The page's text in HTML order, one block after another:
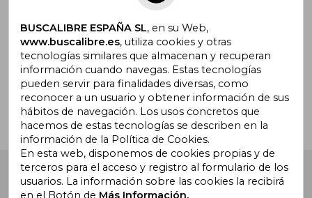
¿Necesitas ayuda?
Ir a Centro de Soporte
Buscalibre España . Calle Energía, 65, Nave 3 (08940),
Cornellà de Llobregat, Barcelona. Derechos Reservados.
BUSCALIBRE ESPAÑA SL, en su Web,
www.buscalibre.es, utiliza cookies y otras
tecnologías similares que almacenan y recuperan
información cuando navegas. Estas tecnologías
pueden servir para finalidades diversas, como
reconocer a un usuario y obtener información de sus
hábitos de navegación. Los usos concretos que
hacemos de estas tecnologías se describen en la
información de la Política de Cookies.
En esta web, disponemos de cookies propias y de
terceros para el acceso y registro al formulario de los
usuarios. La información sobre las cookies la recibirá
en el Botón de Más Información.